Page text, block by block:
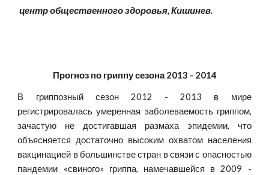
центр общественного здоровья, Кишинев.
Прогноз по гриппу сезона 2013 - 2014
В гриппозный сезон 2012 - 2013 в мире
регистрировалась умеренная заболеваемость гриппом,
зачастую не достигавшая размаха эпидемии, что
объясняется достаточно высоким охватом населения
вакцинацией в большинстве стран в связи с опасностью
пандемии «свиного» гриппа, намечавшейся в 2009 -